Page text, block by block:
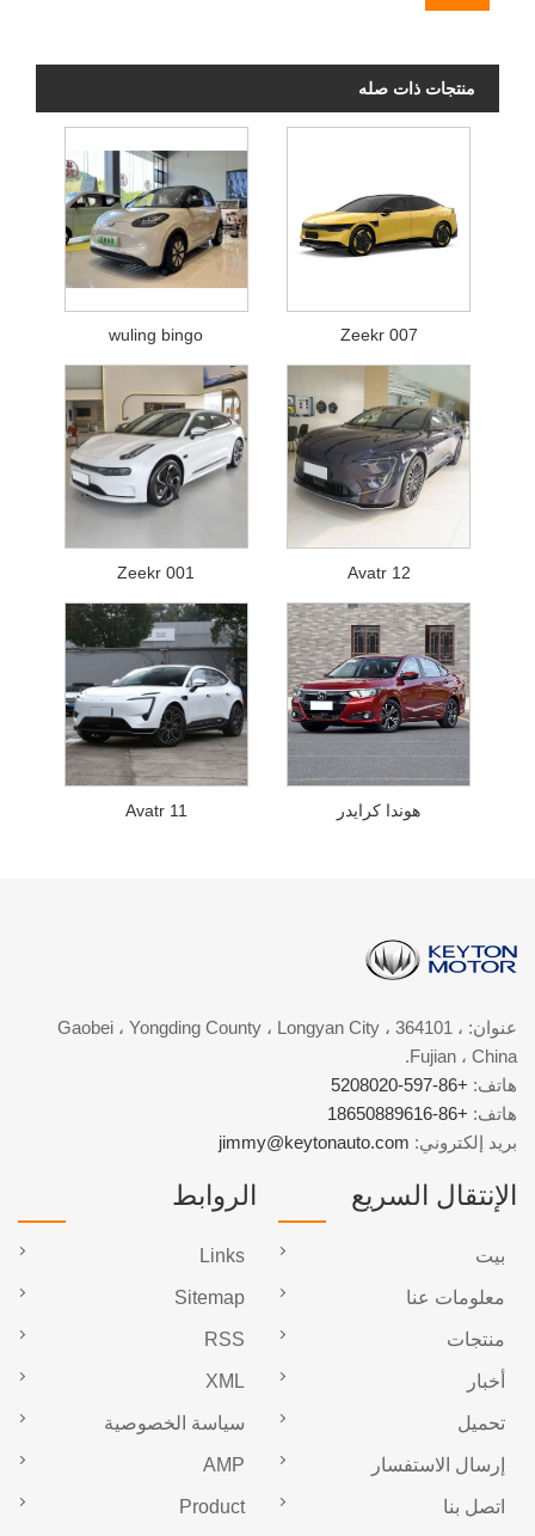
منتجات ذات صله
wuling bingo Zeekr 007
Zeekr 001 Avatr 12
Avatr 11 هوندا كرايدر
عنوان: Gaobei ، Yongding County ، Longyan City ، 364101 ،
Fujian ، China.
هاتف: +86-597-5208020
هاتف: +86-18650889616
بريد إلكتروني: jimmy@keytonauto.com
الإنتقال السريع
بيت
معلومات عنا
منتجات
أخبار
تحميل
إرسال الاستفسار
اتصل بنا
الروابط
Links
Sitemap
RSS
XML
سياسة الخصوصية
AMP
Product